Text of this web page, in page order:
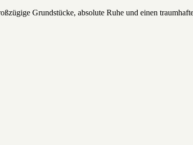
Grundstücke, absolute Ruhe und einen